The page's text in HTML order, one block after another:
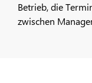
Betrieb, die
zwischen